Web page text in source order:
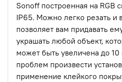
Sonoff построенная на RGB
IP65. Можно легко резать и
позволяет вам придавать
украшать любой объект,
может быть увеличена до
проблем произвести
применение клейкого